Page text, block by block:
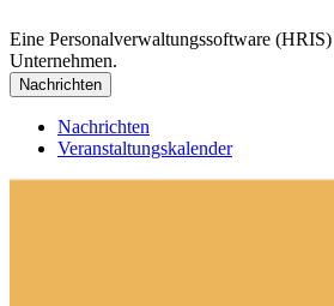
Eine Personalverwaltungssoftware
Unternehmen.
Nachrichten
Nachrichten
Veranstaltungskalender